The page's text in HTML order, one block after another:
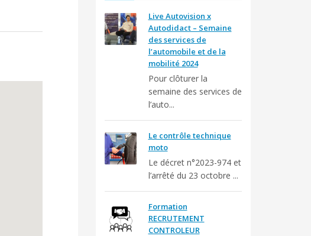
Live Autovision x
Autodidact – Semaine
des services de
l’automobile et de la
mobilité 2024
Pour clôturer la
semaine des services de
l’auto...
Le contrôle technique
moto
Le décret n°2023-974 et
l’arrêté du 23 octobre ...
Formation
RECRUTEMENT
CONTROLEUR